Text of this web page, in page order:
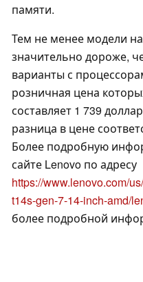
памяти.
Тем не менее модели
значительно дороже,
варианты с
розничная цена
составляет 1 739
разница в цене
Более подробную
сайте Lenovo по адресу
https://www.lenovo.com/
t14s-gen-7-14-inch-amd/
более подробной